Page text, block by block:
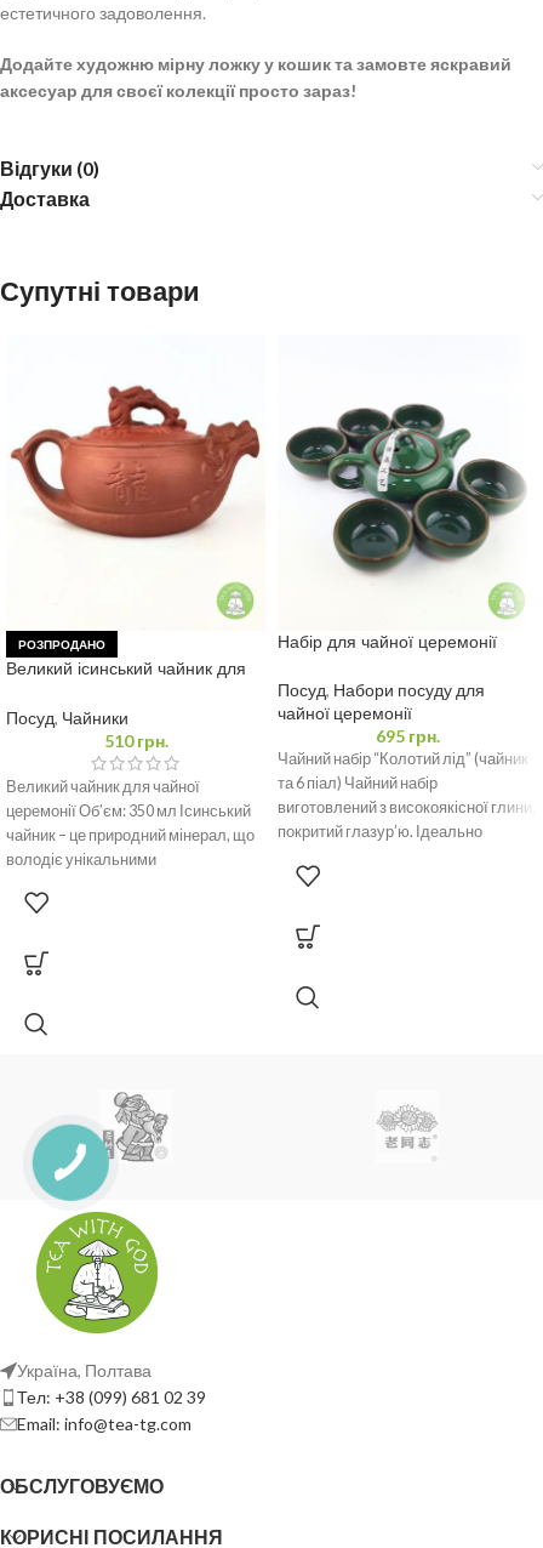
естетичного задоволення.
Додайте художню мірну ложку у кошик та замовте яскравий
аксесуар для своєї колекції просто зараз!
Відгуки (0)
Доставка
Супутні товари
РОЗПРОДАНО
Великий ісинський чайник для
Посуд, Чайники
510грн.
Великий чайник для чайної
церемонії Об’єм: 350 мл Ісинський
чайник – це природний мінерал, що
володіє унікальними
Набір для чайної церемонії
Посуд, Набори посуду для
чайної церемонії
695грн.
Чайний набір “Колотий лід” (чайник
та 6 піал) Чайний набір
виготовлений з високоякісної глини,
покритий глазур’ю. Ідеально
Україна, Полтава
Тел: +38 (099) 681 02 39
Email: info@tea-tg.com
ОБСЛУГОВУЄМО
КОРИСНІ ПОСИЛАННЯ